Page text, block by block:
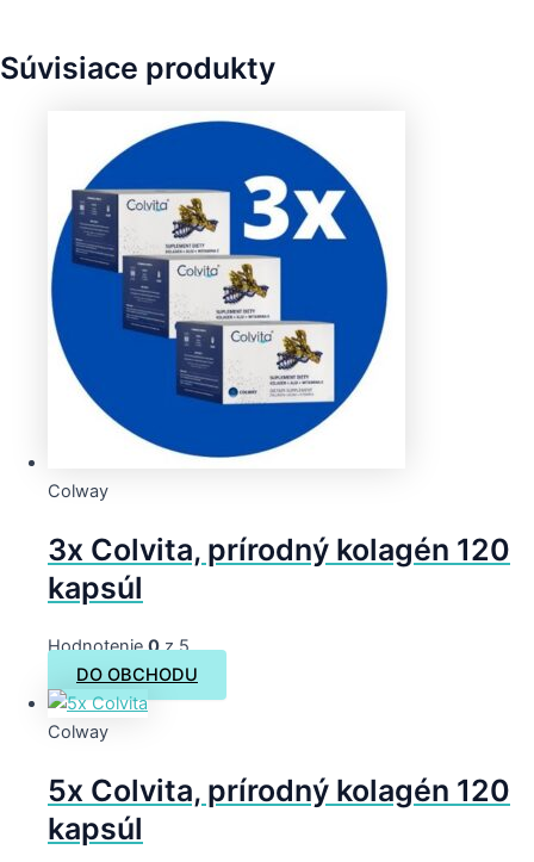
Súvisiace produkty
Colway
3x Colvita, prírodný kolagén 120
kapsúl
Hodnotenie0z 5
DO OBCHODU
Colway
5x Colvita, prírodný kolagén 120
kapsúl